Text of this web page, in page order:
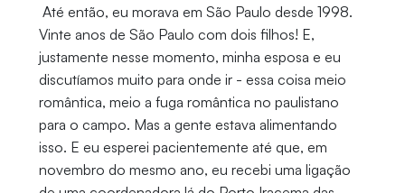
Até então, eu morava em São Paulo desde 1998.
Vinte anos de São Paulo com dois filhos! E,
justamente nesse momento, minha esposa e eu
discutíamos muito para onde ir - essa coisa meio
romântica, meio a fuga romântica no paulistano
para o campo. Mas a gente estava alimentando
isso. E eu esperei pacientemente até que, em
novembro do mesmo ano, eu recebi uma ligação